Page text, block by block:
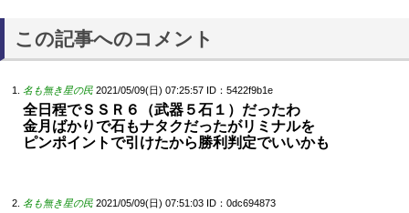
この記事へのコメント
名も無き星の民 2021/05/09(日) 07:25:57 ID：5422f9b1e
全日程でＳＳＲ６（武器５石１）だったわ
金月ばかりで石もナタクだったがリミナルを
ピンポイントで引けたから勝利判定でいいかも
名も無き星の民 2021/05/09(日) 07:51:03 ID：0dc694873